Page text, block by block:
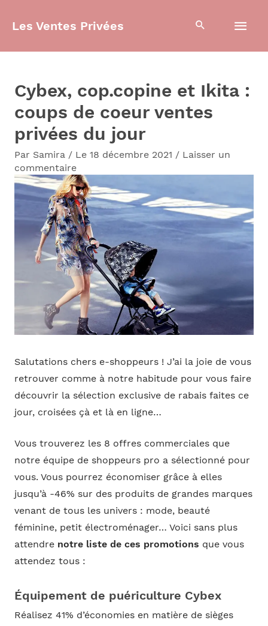
Les Ventes Privées
Cybex, cop.copine et Ikita :
coups de coeur ventes
privées du jour
Par Samira / Le 18 décembre 2021 / Laisser un
commentaire
Salutations chers e-shoppeurs ! J’ai la joie de vous
retrouver comme à notre habitude pour vous faire
découvrir la sélection exclusive de rabais faites ce
jour, croisées çà et là en ligne…
Vous trouverez les 8 offres commerciales que
notre équipe de shoppeurs pro a sélectionné pour
vous. Vous pourrez économiser grâce à elles
jusqu’à -46% sur des produits de grandes marques
venant de tous les univers : mode, beauté
féminine, petit électroménager… Voici sans plus
attendre notre liste de ces promotions que vous
attendez tous :
Équipement de puériculture Cybex
Réalisez 41% d’économies en matière de sièges